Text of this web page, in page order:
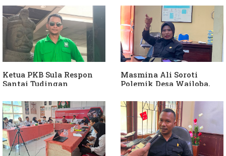
Hanura
Keterlibatan Ketua PKB
Sula
Ketua PKB Sula Respon
Santai Tudingan
Dia Kangen Saya
Masmina Ali Soroti
Polemik Desa Wailoba,
Keterlibatan Ketua PKB
Sula